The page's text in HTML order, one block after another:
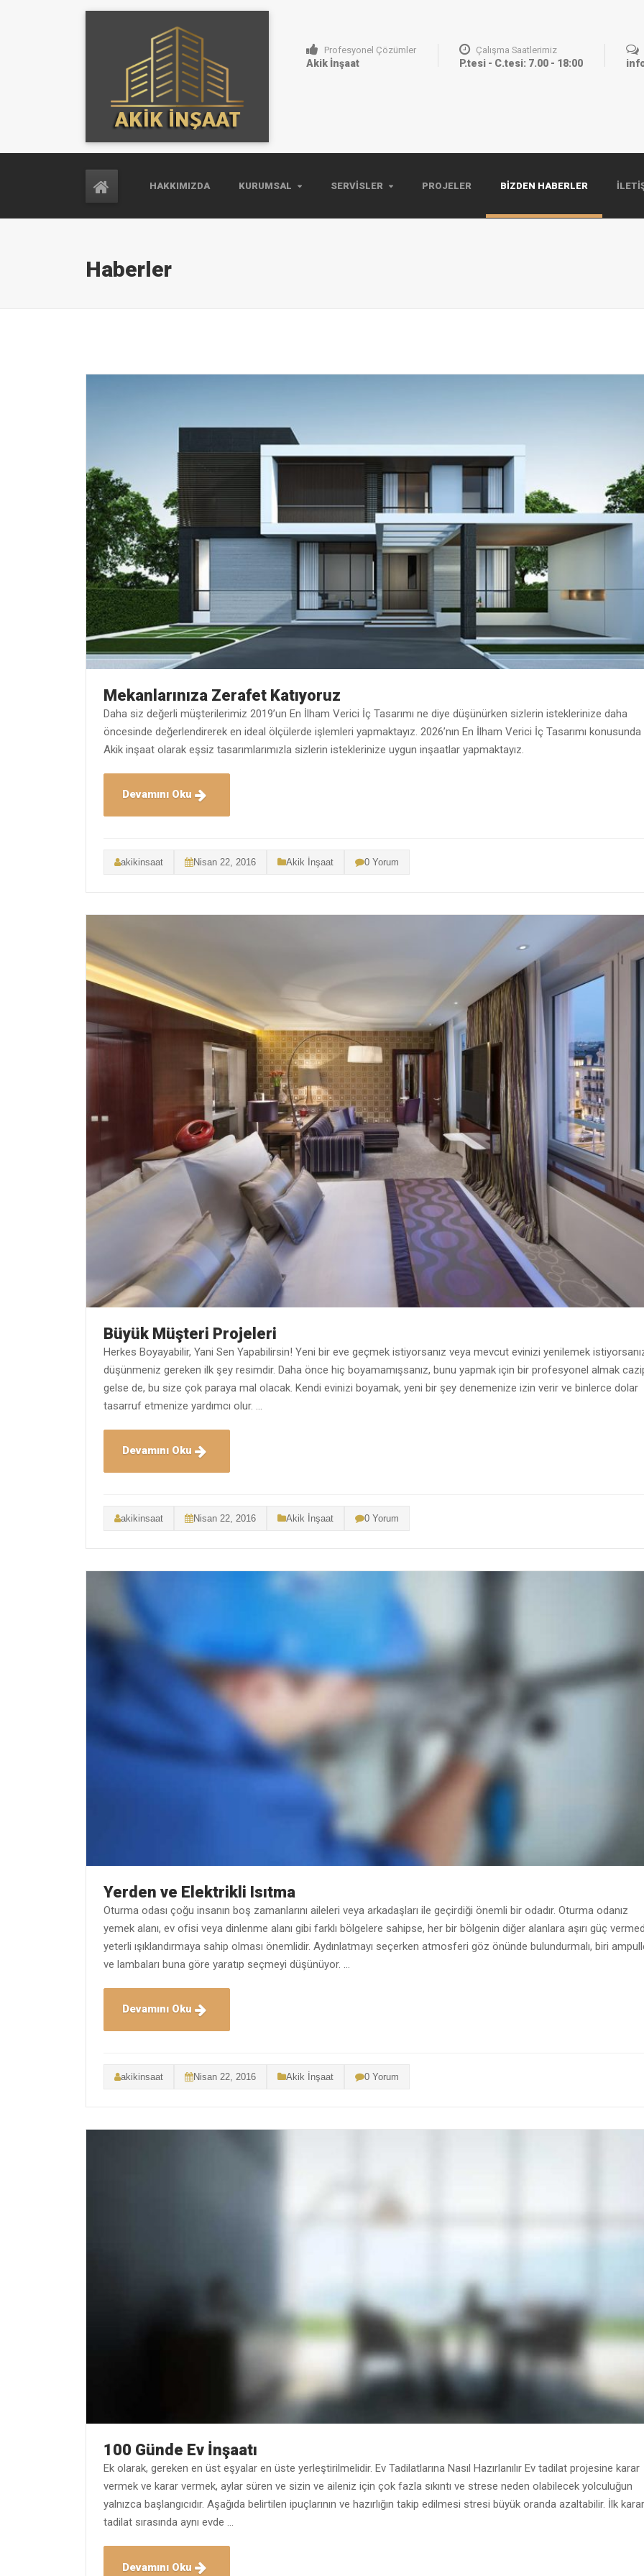
HAKKIMIZDA KURUMSAL SERVISLER PROJELER BIZDEN HABERLER
Profesyonel Çözümler
Akik İnşaat
Çalışma Saatlerimiz
P.tesi - C.tesi: 7.00 - 18:00
Haberler
Mekanlarınıza Zerafet Katıyoruz
Daha siz değerli müşterilerimiz 2019’un En İlham Verici İç Tasarımı ne diye düşünürken sizlerin isteklerinize daha
öncesinde değerlendirerek en ideal ölçülerde işlemleri yapmaktayız. 2026’nın En İlham Verici İç Tasarımı konusunda
Akik inşaat olarak eşsiz tasarımlarımızla sizlerin isteklerinize uygun inşaatlar yapmaktayız.
Devamını Oku
akikinsaat Nisan 22, 2016 Akik İnşaat 0 Yorum
Büyük Müşteri Projeleri
Herkes Boyayabilir, Yani Sen Yapabilirsin! Yeni bir eve geçmek istiyorsanız veya mevcut evinizi yenilemek
düşünmeniz gereken ilk şey resimdir. Daha önce hiç boyamamışsanız, bunu yapmak için bir profesyonel almak
gelse de, bu size çok paraya mal olacak. Kendi evinizi boyamak, yeni bir şey denemenize izin verir ve binlerce dolar
tasarruf etmenize yardımcı olur. …
Devamını Oku
akikinsaat Nisan 22, 2016 Akik İnşaat 0 Yorum
Yerden ve Elektrikli Isıtma
Oturma odası çoğu insanın boş zamanlarını aileleri veya arkadaşları ile geçirdiği önemli bir odadır. Oturma odanız
yemek alanı, ev ofisi veya dinlenme alanı gibi farklı bölgelere sahipse, her bir bölgenin diğer alanlara aşırı güç
yeterli ışıklandırmaya sahip olması önemlidir. Aydınlatmayı seçerken atmosferi göz önünde bulundurmalı, biri
ve lambaları buna göre yaratıp seçmeyi düşünüyor. …
Devamını Oku
akikinsaat Nisan 22, 2016 Akik İnşaat 0 Yorum
100 Günde Ev İnşaatı
Ek olarak, gereken en üst eşyalar en üste yerleştirilmelidir. Ev Tadilatlarına Nasıl Hazırlanılır Ev tadilat projesine karar
vermek ve karar vermek, aylar süren ve sizin ve aileniz için çok fazla sıkıntı ve strese neden olabilecek yolculuğun
yalnızca başlangıcıdır. Aşağıda belirtilen ipuçlarının ve hazırlığın takip edilmesi stresi büyük oranda azaltabilir. İlk
tadilat sırasında aynı evde …
Devamını Oku